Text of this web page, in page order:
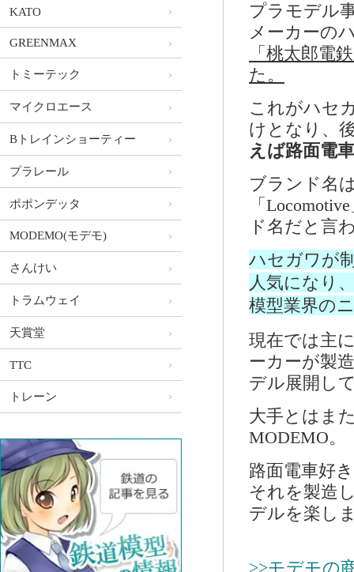
KATO
GREENMAX
トミーテック
マイクロエース
Bトレインショーティー
プラレール
ポポンデッタ
MODEMO(モデモ)
さんけい
トラムウェイ
天賞堂
TTC
トレーン
プラモデル
メーカーの
「桃太郎電
た。
これがハセ
けとなり、
えば路面電車
ブランド名
「
ド名だと言
ハセガワが
人気になり
模型業界の
現在では主
ーカーが製
デル展開し
大手とはま
MODEMO。
路面電車好
それを製造
デルを楽し
>>モデモの